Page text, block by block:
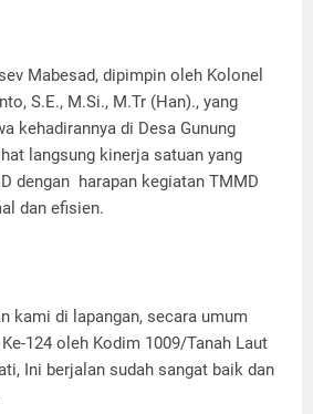
Mabesad, dipimpin oleh Kolonel
S.E., M.Si., M.Tr (Han)., yang
kehadirannya di Desa Gunung
langsung kinerja satuan yang
dengan harapan kegiatan TMMD
dan efisien.
kami di lapangan, secara umum
124 oleh Kodim 1009/Tanah Laut
Ini berjalan sudah sangat baik dan